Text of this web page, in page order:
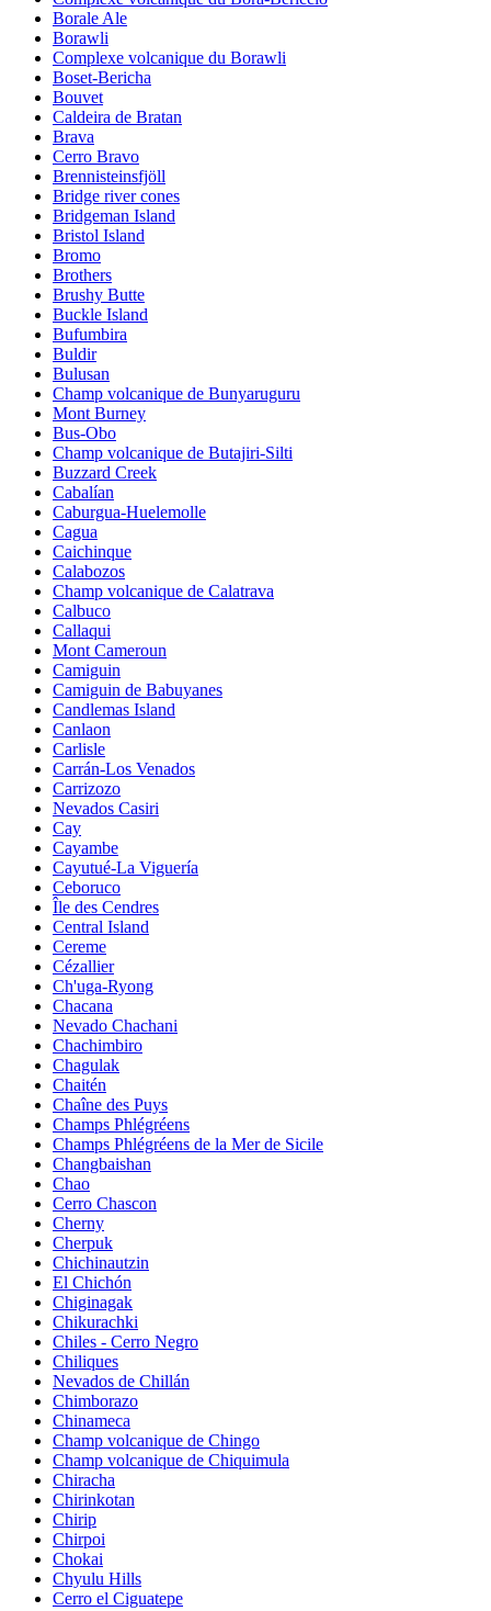
Borale Ale
Borawli
Complexe volcanique du Borawli
Boset-Bericha
Bouvet
Caldeira de Bratan
Brava
Cerro Bravo
Brennisteinsfjöll
Bridge river cones
Bridgeman Island
Bristol Island
Bromo
Brothers
Brushy Butte
Buckle Island
Bufumbira
Buldir
Bulusan
Champ volcanique de Bunyaruguru
Mont Burney
Bus-Obo
Champ volcanique de Butajiri-Silti
Buzzard Creek
Cabalían
Caburgua-Huelemolle
Cagua
Caichinque
Calabozos
Champ volcanique de Calatrava
Calbuco
Callaqui
Mont Cameroun
Camiguin
Camiguin de Babuyanes
Candlemas Island
Canlaon
Carlisle
Carrán-Los Venados
Carrizozo
Nevados Casiri
Cay
Cayambe
Cayutué-La Viguería
Ceboruco
Île des Cendres
Central Island
Cereme
Cézallier
Ch'uga-Ryong
Chacana
Nevado Chachani
Chachimbiro
Chagulak
Chaitén
Chaîne des Puys
Champs Phlégréens
Champs Phlégréens de la Mer de Sicile
Changbaishan
Chao
Cerro Chascon
Cherny
Cherpuk
Chichinautzin
El Chichón
Chiginagak
Chikurachki
Chiles - Cerro Negro
Chiliques
Nevados de Chillán
Chimborazo
Chinameca
Champ volcanique de Chingo
Champ volcanique de Chiquimula
Chiracha
Chirinkotan
Chirip
Chirpoi
Chokai
Chyulu Hills
Cerro el Ciguatepe